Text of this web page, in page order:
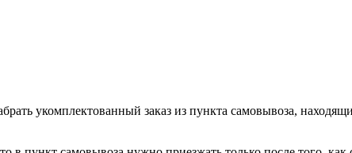
укомплектованный заказ из пункта самовывоза,